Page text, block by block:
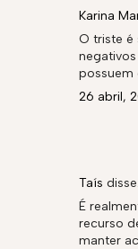
Karina
O triste é
possuem
26 abril,
Taís
É
recurso
manter